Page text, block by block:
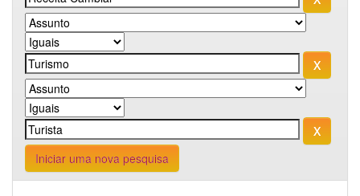
Iniciar uma nova pesquisa